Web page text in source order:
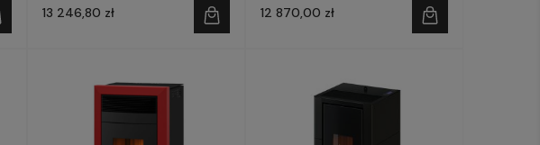
13 246,80 zł
12 870,00 zł